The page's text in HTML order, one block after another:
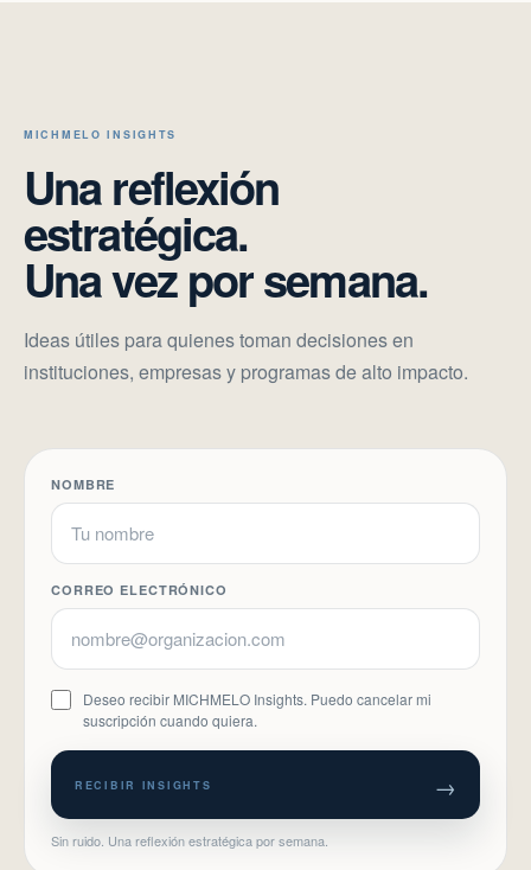
MICHMELO INSIGHTS
Una reflexión
estratégica.
Una vez por semana.
Ideas útiles para quienes toman decisiones en
instituciones, empresas y programas de alto impacto.
NOMBRE
CORREO ELECTRÓNICO
Deseo recibir MICHMELO Insights. Puedo cancelar mi
suscripción cuando quiera.
RECIBIR INSIGHTS →
Sin ruido. Una reflexión estratégica por semana.